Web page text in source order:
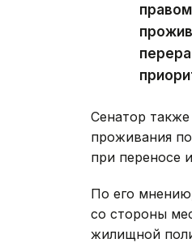
Сенатор также
проживания
при переносе
По его
со стороны
жилищной